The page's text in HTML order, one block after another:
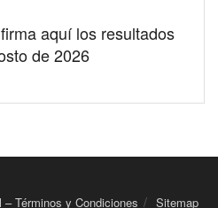
aquí los resultados
de 2026
– Términos y Condiciones Sitemap